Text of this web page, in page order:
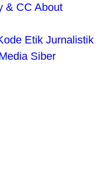
& CC About
Etik Jurnalistik
Siber